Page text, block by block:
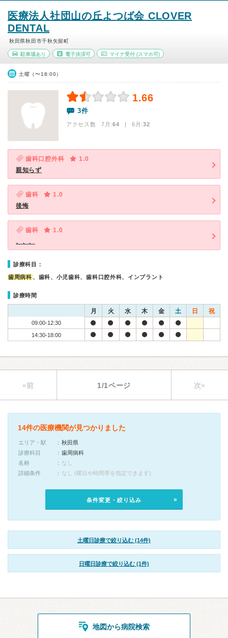
医療法人社団山の丘よつば会 CLOVER
DENTAL
秋田県秋田市千秋矢留町
駐車場あり 電子決済可 マイナ受付 (スマホ可)
土曜（〜18:00）
1.66
3件
アクセス数 7月:64 | 6月:32
歯科口腔外科
1.0
親知らず
歯科
1.0
後悔
歯科
1.0
、、、
診療科目：
歯周病科 、歯科、小児歯科、歯科口腔外科、インプラント
診療時間
月 火 水 木 金 土 日 祝
09:00-12:30
14:30-18:00
«前 1/1ページ 次»
14件の医療機関が見つかりました
エリア・駅
秋田県
診療科目
歯周病科
名称
なし
詳細条件
なし (曜日や時間帯を指定できます)
条件変更・絞り込み
土曜日診療で絞り込む (14件)
日曜日診療で絞り込む (1件)
地図から病院検索